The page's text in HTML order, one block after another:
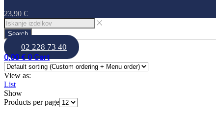
23,90 €
Search
02 228 73 40
0,00€ 0 Cart
View as:
List
Show
Products per page